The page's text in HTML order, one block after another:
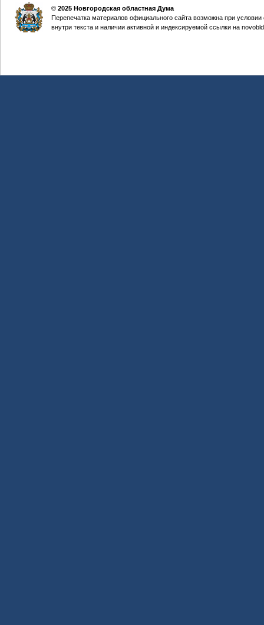
© 2025 Новгородская областная Дума
Перепечатка материалов официального сайта возможна при
внутри текста и наличии активной и индексируемой ссылки на